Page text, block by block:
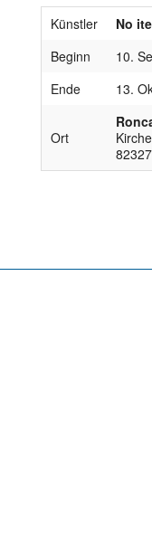
Künstler
No
Beginn
10.
Ende
13.
Ort